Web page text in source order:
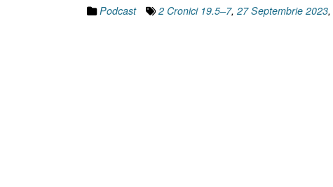
Podcast 2 Cronici 19.5–7, 27 Septembrie 2023,